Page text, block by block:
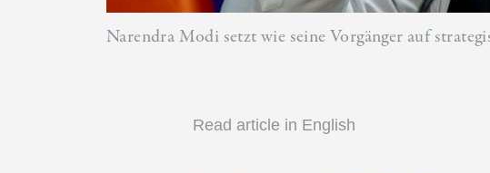
Narendra Modi setzt wie seine Vorgänger auf
Read article in English